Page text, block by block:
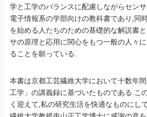
学と工学のバランスに配慮しながらセン
電子情報系の学部向けの教科書であり,同
を始める人たちのための基礎的な解説書
サの原理と応用に関心をもつ一般の人々
ることを願っている.
本書は京都工芸繊維大学において十数年
工学」の講義録に基づいたものである.こ
く迎えて,私の研究生活を快適なものにし